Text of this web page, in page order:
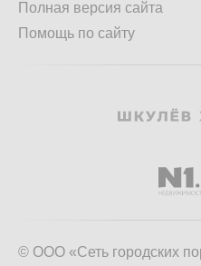
Полная версия сайта
Помощь по сайту
© ООО «Сеть городских